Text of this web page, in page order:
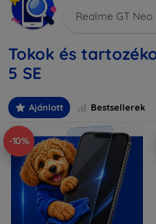
Realme GT Neo
Tokok és
5 SE
Ajánlott Bestsellerek
-10%